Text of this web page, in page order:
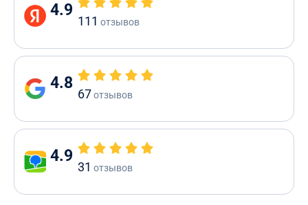
4.9
111 отзывов
4.8
67отзывов
4.9
31 отзывов